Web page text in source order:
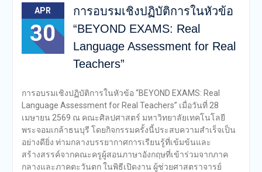
APR
30
การอบรมเชิงปฏิบัติการในหัวข้อ
“BEYOND EXAMS: Real
Language Assessment for Real
Teachers”
การอบรมเชิงปฏิบัติการในหัวข้อ “BEYOND EXAMS: Real
Language Assessment for Real Teachers” เมื่อวันที่ 28
เมษายน 2569 ณ คณะศิลปศาสตร์ มหาวิทยาลัยเทคโนโลยี
พระจอมเกล้าธนบุรี โดยกิจกรรมครั้งนี้ประสบความสำเร็จเป็น
อย่างดียิ่ง ท่ามกลางบรรยากาศการเรียนรู้ที่เข้มข้นและ
สร้างสรรค์จากคณะครูผู้สอนภาษาอังกฤษที่เข้าร่วมจากภาค
กลางและภาคตะวันตก ในพิธีเปิดงาน ผู้ช่วยศาสตราจารย์